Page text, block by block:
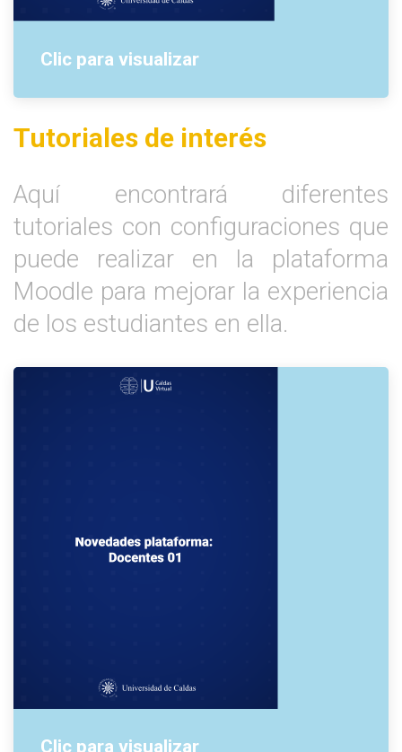
Clic para visualizar
Tutoriales de interés
Aquí encontrará diferentes
tutoriales con configuraciones que
puede realizar en la plataforma
Moodle para mejorar la experiencia
de los estudiantes en ella.
Clic para visualizar